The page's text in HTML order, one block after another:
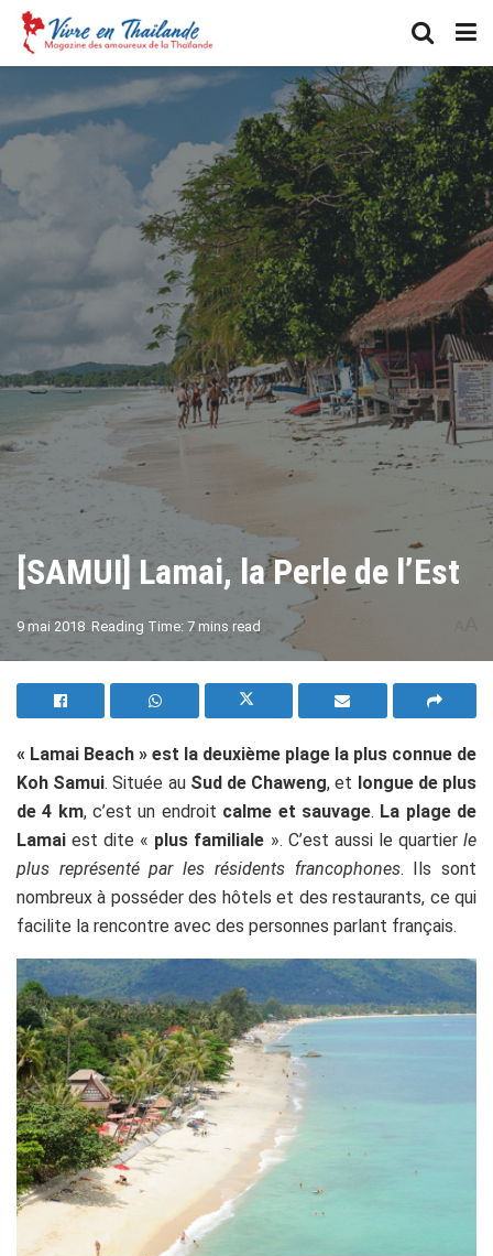
[SAMUI] Lamai, la Perle de l’Est
9 mai 2018 Reading Time: 7 mins read
« Lamai Beach » est la deuxième plage la plus connue de
Koh Samui. Située au Sud de Chaweng, et longue de plus
de 4 km, c’est un endroit calme et sauvage. La plage de
Lamai est dite « plus familiale ». C’est aussi le quartierle
plus représenté par les résidents francophones. Ils sont
nombreux à posséder des hôtels et des restaurants, ce qui
facilite la rencontre avec des personnes parlant français.